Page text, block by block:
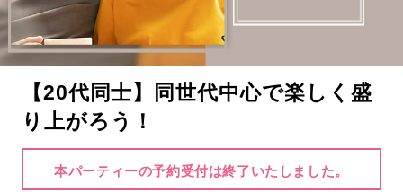
【20代同士】同世代中心で楽しく盛
り上がろう！
本パーティーの予約受付は終了いたしました。